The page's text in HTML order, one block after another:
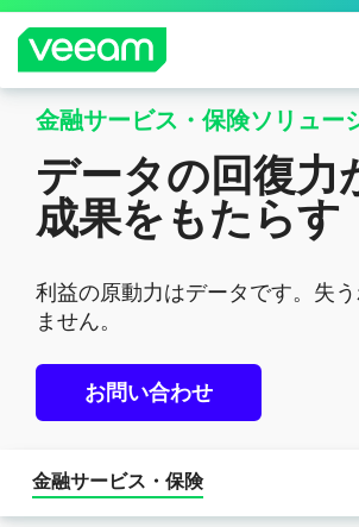
CrowdStrikeのコンテンツ更新に
るお客様向けのVeeamのガ
続き
を読
【NEW】12.3リリース
生成AIとMicrosoft Entra IDの
で進化
Veeam Data Platform - Powerful Data
business running
新機能を確認
金融サービス・保険ソリュー
データの回復力
成果をもたらす
利益の原動力はデータです。失
ません。
お問い合わせ
金融サービス・保険